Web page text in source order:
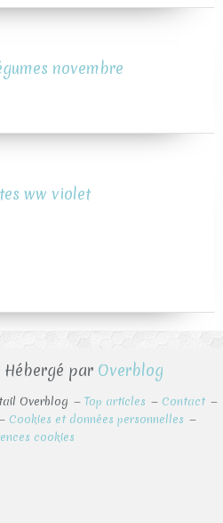
par Overblog
Overblog Top articles
Contact
Cookies et données personnelles
cookies